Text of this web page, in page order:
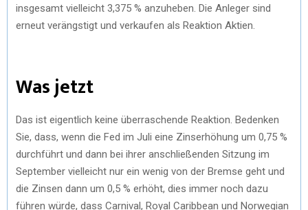
insgesamt vielleicht 3,375 % anzuheben. Die Anleger sind
erneut verängstigt und verkaufen als Reaktion Aktien.
Was jetzt
Das ist eigentlich keine überraschende Reaktion. Bedenken
Sie, dass, wenn die Fed im Juli eine Zinserhöhung um 0,75 %
durchführt und dann bei ihrer anschließenden Sitzung im
September vielleicht nur ein wenig von der Bremse geht und
die Zinsen dann um 0,5 % erhöht, dies immer noch dazu
führen würde, dass Carnival, Royal Caribbean und Norwegian